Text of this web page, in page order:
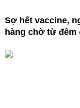
Sợ hết vaccine,
hàng chờ từ đêm